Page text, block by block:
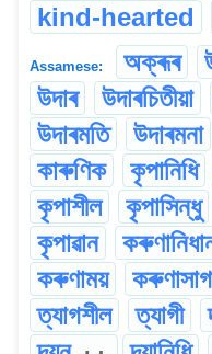
kind-hearted
Assamese: অক্ৰূৰ
উদাৰ
উদাৰচিতীয়া
উদাৰমতি
উদাৰমনা
কাৰুণিক
কৃপানিধি
কৃপাশীল
কৃপাসিন্ধু
কৃপাৱান
কৰুণাময়
ত্যাগশীল
ত্যাগী